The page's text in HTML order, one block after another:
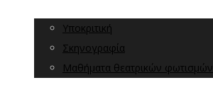
Υποκριτική
Σκηνογραφία
Μαθήματα θεατρικών φωτισμών